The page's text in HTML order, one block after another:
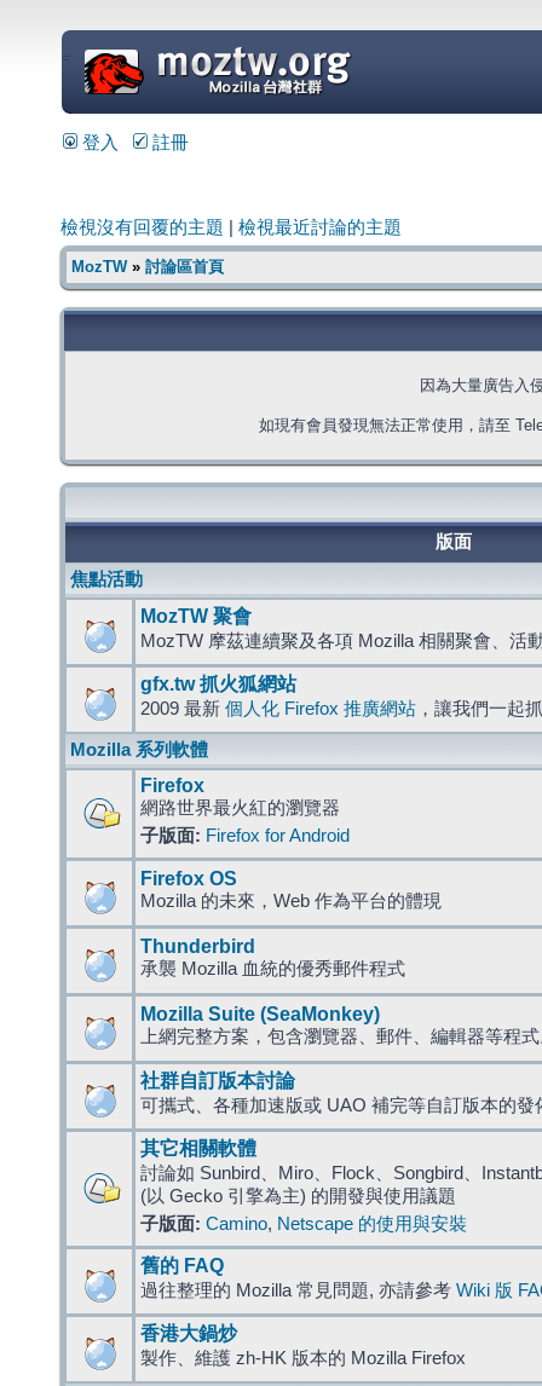
=
登入 註冊
檢視沒有回覆的主題 檢視最近討論的主題
MozTW» 討論區首頁
因為大量廣告入
如現有會員發現無法正常使用，請至
版面
焦點活動
MozTW 聚會
MozTW 摩茲連續聚及各項 Mozilla 相關聚會、活
gfx.tw 抓火狐網站
2009 最新 個人化 Firefox 推廣網站 ，讓我們一起
Mozilla 系列軟體
Firefox
網路世界最火紅的瀏覽器
子版面: Firefox for Android
Firefox OS
Mozilla 的未來，Web 作為平台的體現
Thunderbird
承襲 Mozilla 血統的優秀郵件程式
Mozilla Suite (SeaMonkey)
上網完整方案，包含瀏覽器、郵件、編輯器等程
社群自訂版本討論
可攜式、各種加速版或 UAO 補完等自訂版本的發
其它相關軟體
討論如 Sunbird、Miro、Flock、Songbird、
(以 Gecko 引擎為主) 的開發與使用議題
子版面: Camino, Netscape 的使用與安裝
舊的 FAQ
過往整理的 Mozilla 常見問題, 亦請參考 Wiki 版
香港大鍋炒
製作、維護 zh-HK 版本的 Mozilla Firefox